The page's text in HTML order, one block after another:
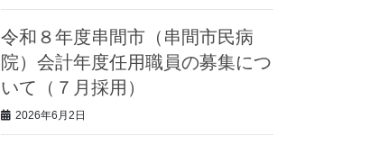
令和８年度串間市（串間市民病
院）会計年度任用職員の募集につ
いて（７月採用）
2026年6月2日